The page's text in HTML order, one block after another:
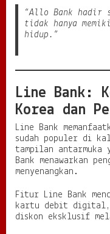
“Allo Bank hadir
tidak hanya
hidup.”
Line Bank:
Korea dan
Line Bank
sudah populer di
tampilan
Bank menawarkan
menyenangkan.
Fitur Line Bank
kartu debit digital,
diskon eksklusif